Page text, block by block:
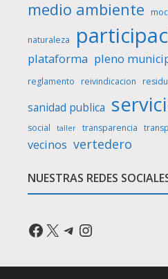
medio ambiente
naturaleza
plataforma pleno
reglamento
reivindicacion
sanidad publica
social taller transparencia
vecinos vertedero
NUESTRAS REDES
Facebook
X Telegram
Instagram